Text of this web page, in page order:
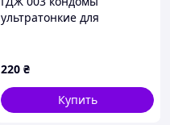
ультратонкие для
220 ₴
Купить